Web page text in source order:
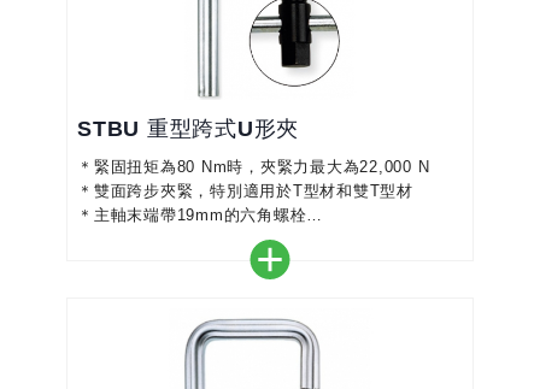
STBU 重型跨式U形夾
＊緊固扭矩為80 Nm時，夾緊力最大為22,000 N
＊雙面跨步夾緊，特別適用於T型材和雙T型材
＊主軸末端帶19mm的六角螺栓
＊帶有燒結鋼質插入物的耐熱壓力板可延長傾斜角